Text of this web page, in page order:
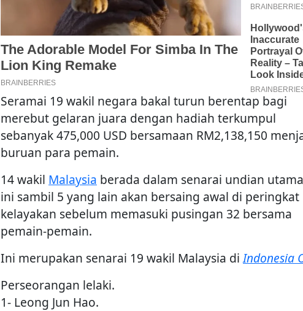
Seramai 19 wakil negara bakal turun berentap bagi
merebut gelaran juara dengan hadiah terkumpul
sebanyak 475,000 USD bersamaan RM2,138,150
buruan para pemain.
14 wakil Malaysia berada dalam senarai undian
ini sambil 5 yang lain akan bersaing awal di peringkat
kelayakan sebelum memasuki pusingan 32 bersama
pemain-pemain.
Ini merupakan senarai 19 wakil Malaysia diIndonesia
Perseorangan lelaki.
1- Leong Jun Hao.